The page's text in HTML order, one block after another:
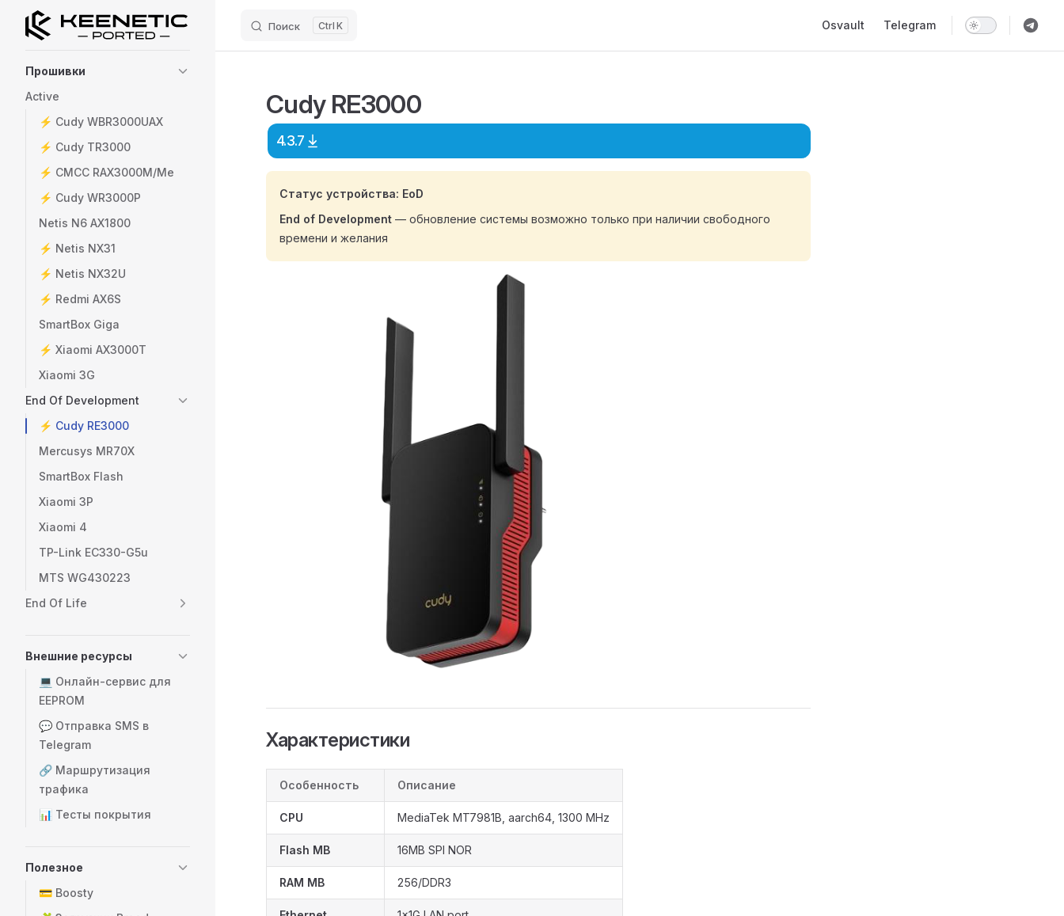
Skip to content Поиск K Osvault Telegram
Прошивки
Active
⚡️ Cudy WBR3000UAX
⚡️ Cudy TR3000
⚡️ CMCC RAX3000M/Me
⚡️ Cudy WR3000P
Netis N6 AX1800
⚡️ Netis NX31
⚡️ Netis NX32U
⚡️ Redmi AX6S
SmartBox Giga
⚡️ Xiaomi AX3000T
Xiaomi 3G
End Of Development
⚡️ Cudy RE3000
Mercusys MR70X
SmartBox Flash
Xiaomi 3P
Xiaomi 4
TP-Link EC330-G5u
МТS WG430223
End Of Life
Внешние ресурсы
💻 Онлайн-сервис для
EEPROM
💬 Отправка SMS в
Telegram
🔗 Маршрутизация
трафика
📊 Тесты покрытия
Полезное
💳 Boosty
Cudy RE3000
4.3.7
Статус устройства: EoD
End of Development — обновление системы возможно только при наличии свободного
времени и желания
Характеристики
Особенность Описание
CPU MediaTek MT7981B, aarch64, 1300 MHz
Flash MB 16MB SPI NOR
RAM MB 256/DDR3